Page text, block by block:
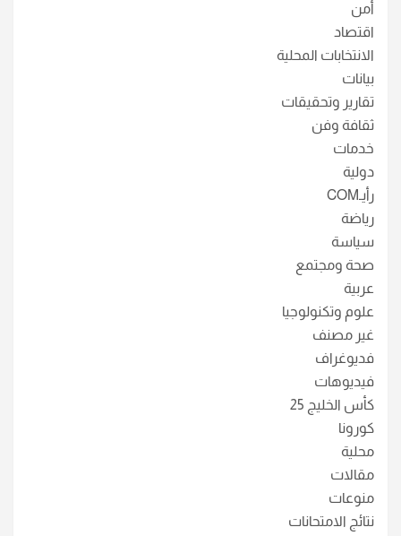
أمن
اقتصاد
الانتخابات المحلية
بيانات
تقارير وتحقيقات
ثقافة وفن
خدمات
دولية
رأيـCOM
رياضة
سياسة
صحة ومجتمع
عربية
علوم وتكنولوجيا
غير مصنف
فديوغراف
فيديوهات
كأس الخليج 25
كورونا
محلية
مقالات
منوعات
نتائج الامتحانات